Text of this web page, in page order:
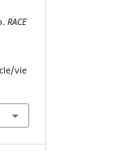
RACE
vie